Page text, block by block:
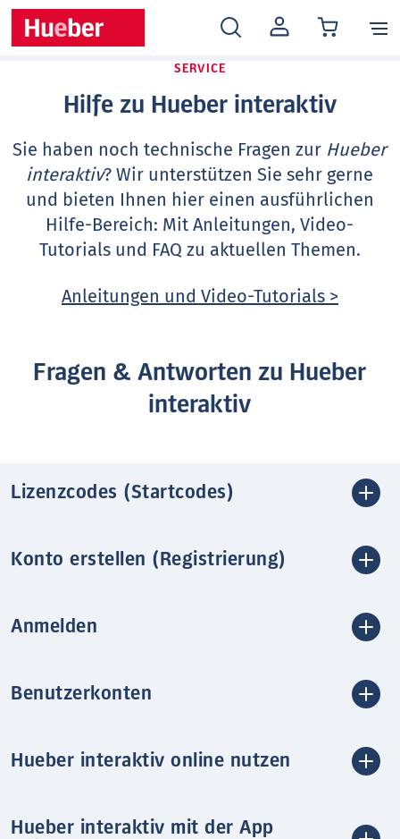
MEIN
KONTO
SERVICE
Hilfe zu Hueber interaktiv
Sie haben noch technische Fragen zur Hueber
interaktiv? Wir unterstützen Sie sehr gerne
und bieten Ihnen hier einen ausführlichen
Hilfe-Bereich: Mit Anleitungen, Video-
Tutorials und FAQ zu aktuellen Themen.
Anleitungen und Video-Tutorials >
Fragen & Antworten zu Hueber
interaktiv
Lizenzcodes (Startcodes)
Konto erstellen (Registrierung)
Anmelden
Benutzerkonten
Hueber interaktiv online nutzen
Hueber interaktiv mit der App